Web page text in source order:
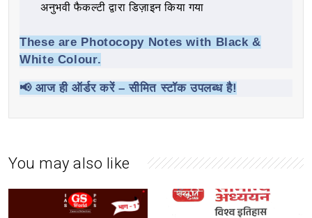
अनुभवी फैकल्टी द्वारा डिज़ाइन किया गया
These are Photocopy Notes with Black &
White Colour.
📢आज ही ऑर्डर करें – सीमित स्टॉक उपलब्ध है!
You may also like